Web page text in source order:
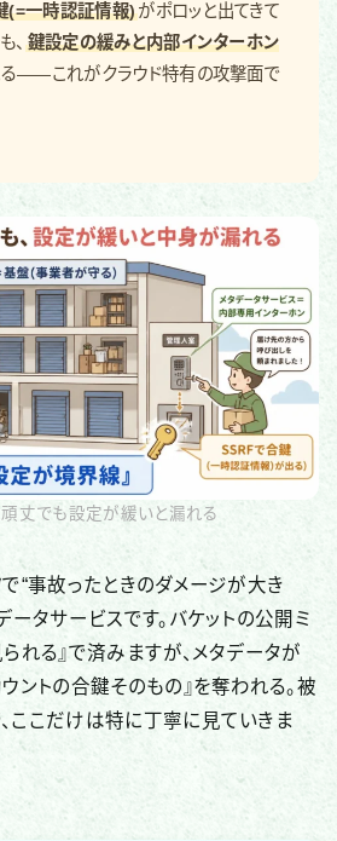
(=一時認証情報)がポロッと出てきて
、 鍵設定の緩みと内部インターホン
——これがクラウド特有の攻撃面で
頑丈でも設定が緩いと漏れる
“事故ったときのダメージが大き
ータサービスです。バケットの公開ミ
れる』で済みますが、メタデータが
ントの合鍵そのもの』を奪われる。被
ここだけは特に丁寧に見ていきま